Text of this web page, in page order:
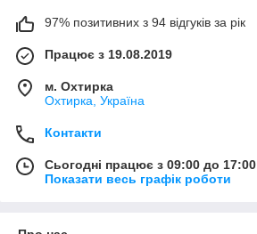
97% позитивних з 94 відгуків за рік
Працює з 19.08.2019
м. Охтирка
Охтирка, Україна
Контакти
Сьогодні працює з 09:00 до 17:00
Показати весь графік роботи